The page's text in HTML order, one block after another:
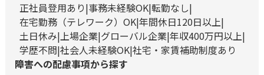
正社員登用あり 事務未経験OK 転勤なし
在宅勤務（テレワーク）OK 年間休日120日以上
土日休み 上場企業 グローバル企業 年収400万円以上
学歴不問 社会人未経験OK 社宅・家賃補助制度あり
障害への配慮事項から探す